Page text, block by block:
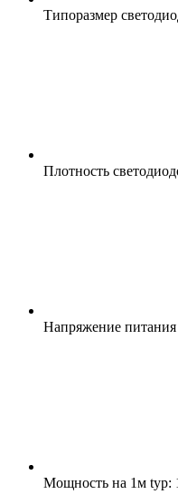
Типоразмер
Плотность
Напряжение питания
Мощность на 1м typ: